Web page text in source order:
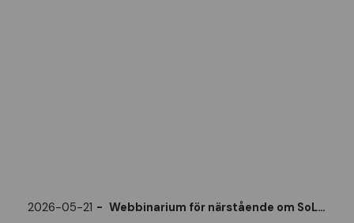
2026-05-21 Webbinarium för närstående om SoL och LSS den 21 maj